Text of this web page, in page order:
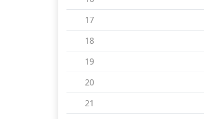
17
18
19
20
21